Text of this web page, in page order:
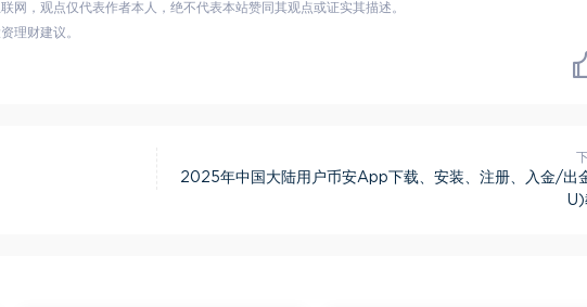
网，观点仅代表作者本人，绝不代表本站赞同其观点或证实其描述。
理财建议。
2025年中国大陆用户币安App下载、安装、注册、入金/出
U)